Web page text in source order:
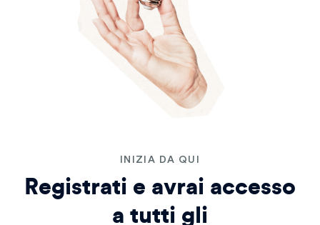
INIZIA DA QUI
Registrati e avrai accesso
a tutti gli